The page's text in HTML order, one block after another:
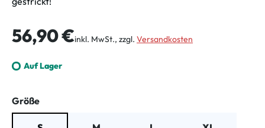
Regulärer Preis:
56,90 €inkl. MwSt., zzgl. Versandkosten
Auf Lager
Größeauswählen